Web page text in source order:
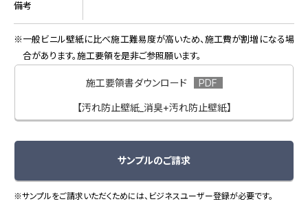
備考
一般ビニル壁紙に比べ施工難易度が高いため、施工費が割増になる場
合があります。施工要領を是非ご参照願います。
施工要領書ダウンロード
【汚れ防止壁紙_消臭+汚れ防止壁紙】
サンプルのご請求
※サンプルをご請求いただくためには、ビジネスユーザー登録が必要です。